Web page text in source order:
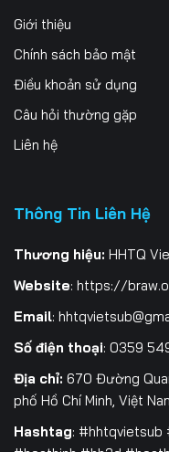
Giới thiệu
Chính sách bảo mật
Điều khoản sử dụng
Câu hỏi thường gặp
Liên hệ
Thông Tin Liên Hệ
Thương hiệu: HHTQ
Website: https://
Email:
Số điện thoại: 0359
Địa chỉ: 670 Đường
phố Hồ Chí Minh, Việt
Hashtag: #hhtqvietsub